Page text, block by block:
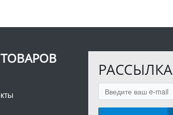
РАССЫЛКА